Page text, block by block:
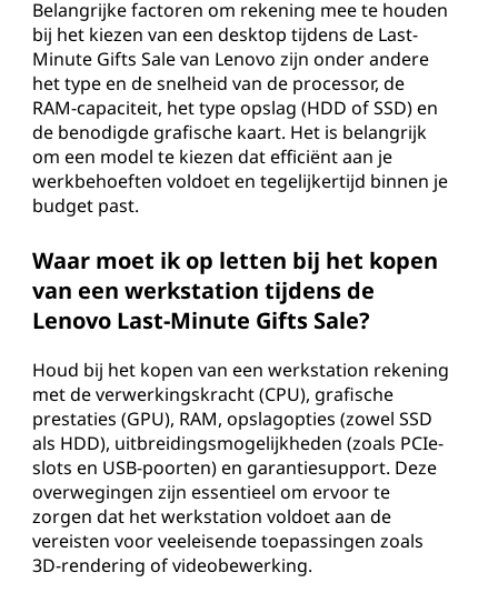
Belangrijke factoren om rekening mee te houden
bij het kiezen van een desktop tijdens de Last-
Minute Gifts Sale van Lenovo zijn onder andere
het type en de snelheid van de processor, de
RAM-capaciteit, het type opslag (HDD of SSD) en
de benodigde grafische kaart. Het is belangrijk
om een model te kiezen dat efficiënt aan je
werkbehoeften voldoet en tegelijkertijd binnen je
budget past.
Waar moet ik op letten bij het kopen
van een werkstation tijdens de
Lenovo Last-Minute Gifts Sale?
Houd bij het kopen van een werkstation rekening
met de verwerkingskracht (CPU), grafische
prestaties (GPU), RAM, opslagopties (zowel SSD
als HDD), uitbreidingsmogelijkheden (zoals PCIe-
slots en USB-poorten) en garantiesupport. Deze
overwegingen zijn essentieel om ervoor te
zorgen dat het werkstation voldoet aan de
vereisten voor veeleisende toepassingen zoals
3D-rendering of videobewerking.